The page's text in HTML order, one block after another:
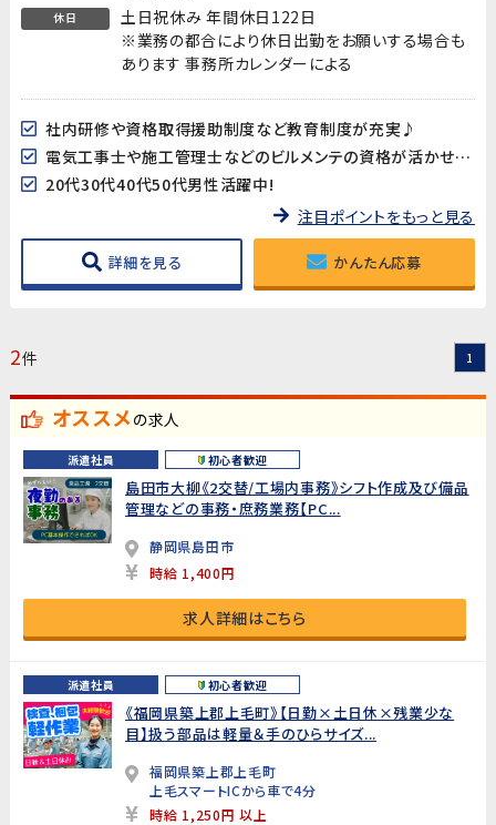
休日
土日祝休み 年間休日122日
※業務の都合により休日出勤をお願いする場合も
あります 事務所カレンダーによる
社内研修や資格取得援助制度など教育制度が充実♪
電気工事士や施工管理士などのビルメンテの資格が活かせます!
20代30代40代50代男性活躍中!
注目ポイントをもっと見る
詳細を見る かんたん応募
2件 1
オススメの求人
派遣社員 初心者歓迎
島田市大柳《2交替/工場内事務》シフト作成及び備品
管理などの事務・庶務業務【PC...
静岡県島田市
時給 1,400円
求人詳細はこちら
派遣社員 初心者歓迎
《福岡県築上郡上毛町》【日勤×土日休×残業少な
目】扱う部品は軽量＆手のひらサイズ...
福岡県築上郡上毛町
上毛スマートICから車で4分
時給 1,250円 以上